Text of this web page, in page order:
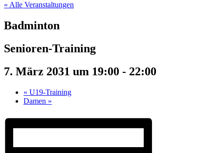
« Alle Veranstaltungen
Badminton
Senioren-Training
7. März 2031 um 19:00 - 22:00
« U19-Training
Damen »